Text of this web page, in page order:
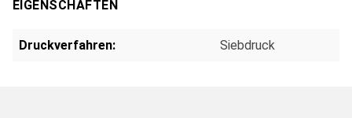
EIGENSCHAFTEN
Druckverfahren: Siebdruck